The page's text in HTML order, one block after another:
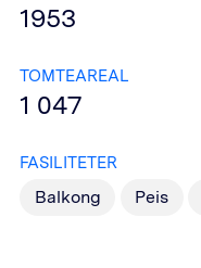
1953
TOMTEAREAL
1 047
FASILITETER
Balkong Peis